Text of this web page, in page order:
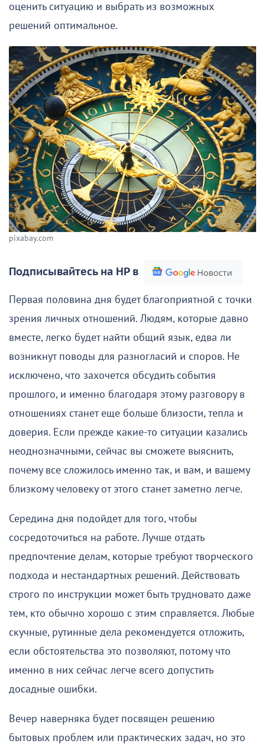
оценить ситуацию и выбрать из возможных
решений оптимальное.
pixabay.com
Подписывайтесь на НР в
Первая половина дня будет благоприятной с точки
зрения личных отношений. Людям, которые давно
вместе, легко будет найти общий язык, едва ли
возникнут поводы для разногласий и споров. Не
исключено, что захочется обсудить события
прошлого, и именно благодаря этому разговору в
отношениях станет еще больше близости, тепла и
доверия. Если прежде какие-то ситуации казались
неоднозначными, сейчас вы сможете выяснить,
почему все сложилось именно так, и вам, и вашему
близкому человеку от этого станет заметно легче.
Середина дня подойдет для того, чтобы
сосредоточиться на работе. Лучше отдать
предпочтение делам, которые требуют творческого
подхода и нестандартных решений. Действовать
строго по инструкции может быть трудновато даже
тем, кто обычно хорошо с этим справляется. Любые
скучные, рутинные дела рекомендуется отложить,
если обстоятельства это позволяют, потому что
именно в них сейчас легче всего допустить
досадные ошибки.
Вечер наверняка будет посвящен решению
бытовых проблем или практических задач, но это